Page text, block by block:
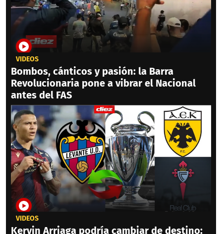
VIDEOS
Bombos, cánticos y pasión: la Barra
Revolucionaria pone a vibrar el Nacional
antes del FAS
VIDEOS
Kervin Arriaga podría cambiar de destino: